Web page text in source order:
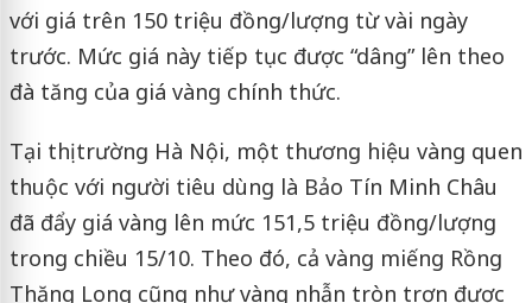
với giá trên 150 triệu đồng/lượng từ vài ngày
trước. Mức giá này tiếp tục được “dâng” lên theo
đà tăng của giá vàng chính thức.
Tại thị trường Hà Nội, một thương hiệu vàng quen
thuộc với người tiêu dùng là Bảo Tín Minh Châu
đã đẩy giá vàng lên mức 151,5 triệu đồng/lượng
trong chiều 15/10. Theo đó, cả vàng miếng Rồng
Thăng Long cũng như vàng nhẫn tròn trơn được